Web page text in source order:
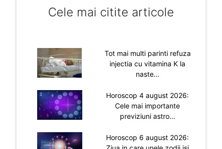
Cele mai citite articole
Tot mai multi parinti refuza
injectia cu vitamina K la
naste…
Horoscop 4 august 2026:
Cele mai importante
previziuni astro…
Horoscop 6 august 2026: